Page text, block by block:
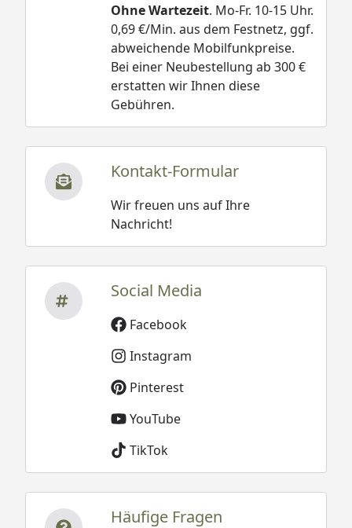
Ohne Wartezeit. Mo-Fr. 10-15 Uhr.
0,69 €/Min. aus dem Festnetz, ggf.
abweichende Mobilfunkpreise.
Bei einer Neubestellung ab 300 €
erstatten wir Ihnen diese
Gebühren.
Kontakt-Formular
Wir freuen uns auf Ihre
Nachricht!
Social Media
Facebook
Instagram
Pinterest
YouTube
TikTok
Häufige Fragen